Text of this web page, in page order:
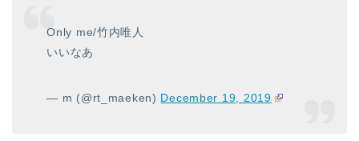
Only me/竹内唯人
いいなあ
— m (@rt_maeken) December 19, 2019